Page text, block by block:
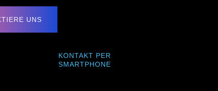
UNS
KONTAKT PER
SMARTPHONE